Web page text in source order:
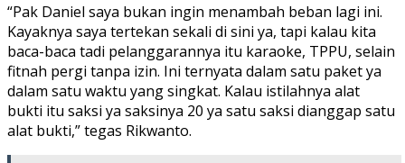
“Pak Daniel saya bukan ingin menambah beban lagi ini.
Kayaknya saya tertekan sekali di sini ya, tapi kalau kita
baca-baca tadi pelanggarannya itu karaoke, TPPU, selain
fitnah pergi tanpa izin. Ini ternyata dalam satu paket ya
dalam satu waktu yang singkat. Kalau istilahnya alat
bukti itu saksi ya saksinya 20 ya satu saksi dianggap satu
alat bukti,” tegas Rikwanto.